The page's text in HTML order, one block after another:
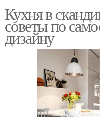
Кухня в
советы по
дизайну